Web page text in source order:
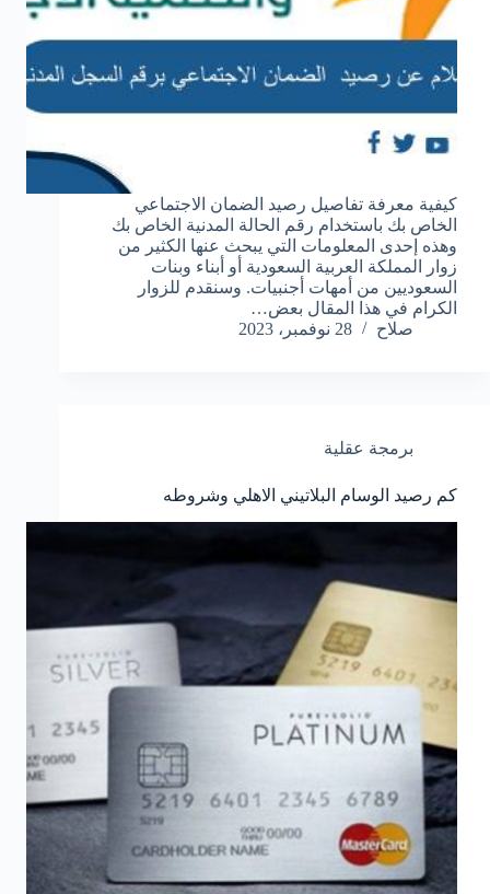
كيفية معرفة تفاصيل رصيد الضمان الاجتماعي
الخاص بك باستخدام رقم الحالة المدنية الخاص بك
وهذه إحدى المعلومات التي يبحث عنها الكثير من
زوار المملكة العربية السعودية أو أبناء وبنات
السعوديين من أمهات أجنبيات. وسنقدم للزوار
الكرام في هذا المقال بعض…
صلاح
28 نوفمبر، 2023
برمجة عقلية
كم رصيد الوسام البلاتيني الاهلي وشروطه